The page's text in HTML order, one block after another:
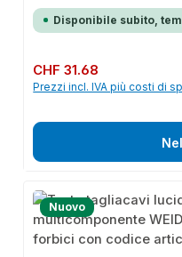
Disponibile subito,
Prezzo normale:
CHF 31.68
Prezzi incl. IVA più costi di
Nuovo